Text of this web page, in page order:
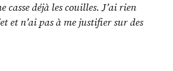
casse déjà les couilles. J’ai rien
et n’ai pas à me justifier sur des